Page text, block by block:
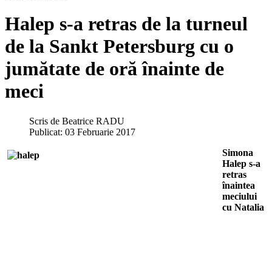
Halep s-a retras de la turneul
de la Sankt Petersburg cu o
jumătate de oră înainte de
meci
Scris de Beatrice RADU
Publicat: 03 Februarie 2017
Simona
Halep s-a
retras
înaintea
meciului
cu Natalia